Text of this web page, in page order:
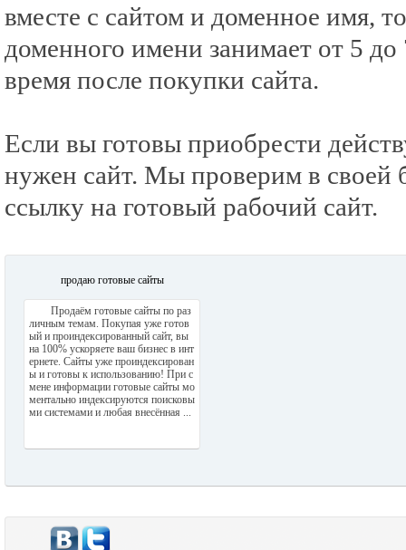
вместе с сайтом и доменное имя,
доменного имени занимает от 5
время после покупки сайта.
Если вы готовы приобрести
нужен сайт. Мы проверим в своей
ссылку на готовый рабочий сайт.
продаю готовые сайты
Продаём готовые сайты по раз
личным темам. Покупая уже готов
ый и проиндексированный сайт, вы
на 100% ускоряете ваш бизнес в инт
ернете. Сайты уже проиндексирован
ы и готовы к использованию! При с
мене информации готовые сайты мо
ментально индексируются поисковы
ми системами и любая внесённая ...